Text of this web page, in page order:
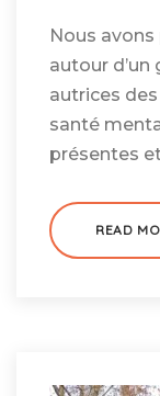
Nous
autour
autrices
santé
présentes
READ